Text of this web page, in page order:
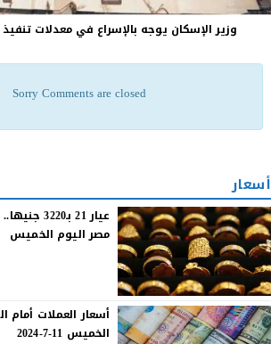
وزير الإسكان يوجه بالإسراع في معدلات
Sorry Comments are closed
أسعار
عيار 21
مصر اليوم الخميس
أسعار العملات أمام
الخميس 11-7-2024